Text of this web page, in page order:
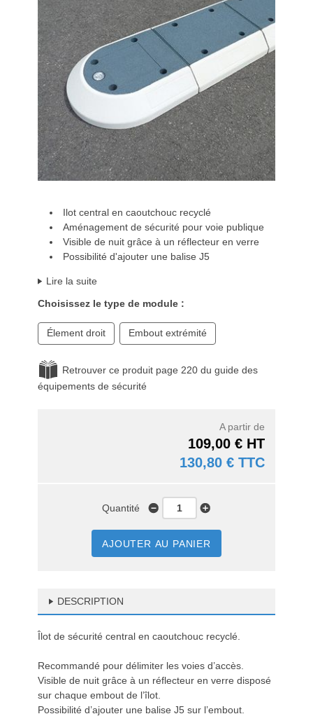
Ilot central en caoutchouc recyclé
Aménagement de sécurité pour voie publique
Visible de nuit grâce à un réflecteur en verre
Possibilité d'ajouter une balise J5
Lire la suite
Choisissez le type de module :
Élement droit Embout extrémité
Retrouver ce produit page 220 du guide des
équipements de sécurité
A partir de
109,00 € HT
130,80 € TTC
Quantité
AJOUTER AU PANIER
DESCRIPTION
Îlot de sécurité central en caoutchouc recyclé.
Recommandé pour délimiter les voies d’accès.
Visible de nuit grâce à un réflecteur en verre disposé
sur chaque embout de l’îlot.
Possibilité d’ajouter une balise J5 sur l’embout.